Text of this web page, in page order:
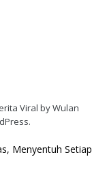
Viral by Wulan
Menyentuh Setiap